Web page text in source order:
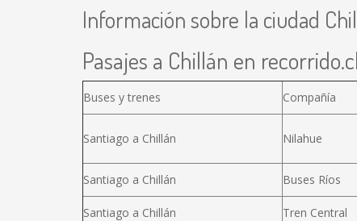
Información sobre la ciudad
Pasajes a Chillán en recorrido.cl
Buses y trenes Compañía
Santiago a Chillán Nilahue
Santiago a Chillán Buses Ríos
Santiago a Chillán Tren Central